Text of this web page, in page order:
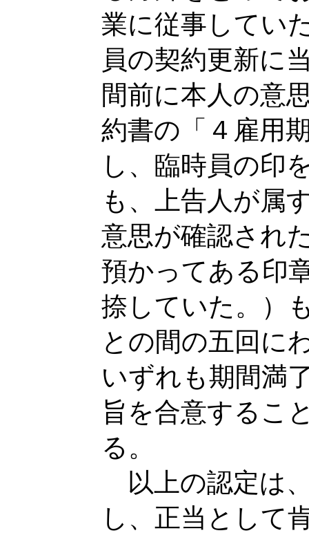
業に従事してい
員の契約更新に
間前に本人の意
約書の「４雇用
し、臨時員の印
も、上告人が属
意思が確認され
預かってある印
捺していた。）
との間の五回に
いずれも期間満
旨を合意するこ
る。
以上の認定は
し、正当として